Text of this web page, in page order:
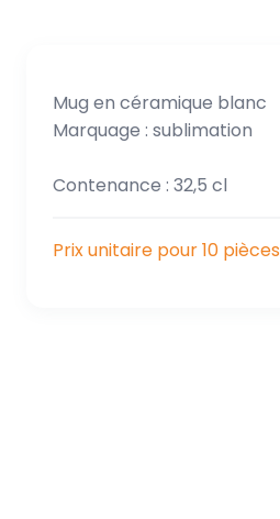
Mug en céramique blanc
Marquage : sublimation
Contenance : 32,5 cl
Prix unitaire pour 10 pièces